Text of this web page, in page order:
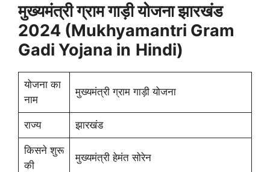
मुख्यमंत्री ग्राम गाड़ी योजना झारखंड
2024 (Mukhyamantri Gram
Gadi Yojana in Hindi)
योजना का
नाम
मुख्यमंत्री ग्राम गाड़ी योजना
राज्य झारखंड
किसने शुरू
की
मुख्यमंत्री हेमंत सोरेन